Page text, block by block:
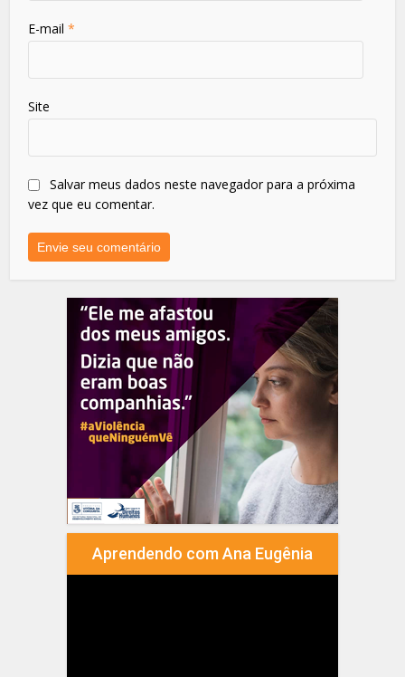
E-mail*
Site
Salvar meus dados neste navegador para a próxima
vez que eu comentar.
Aprendendo com Ana Eugênia